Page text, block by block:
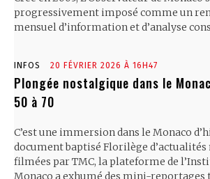
progressivement imposé comme un
mensuel d’information et d’analyse
INFOS 20 FÉVRIER 2026 À 16H47
Plongée nostalgique dans le
50 à 70
C’est une immersion dans le Monaco
document baptisé Florilège d’actualités
filmées par TMC, la plateforme de